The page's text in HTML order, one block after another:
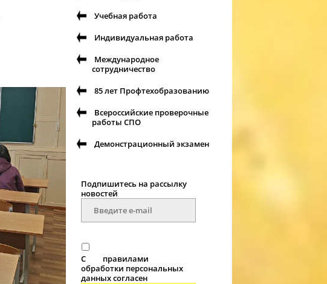
Учебная работа
Индивидуальная работа
Международное
сотрудничество
85 лет Профтехобразованию
Всероссийские проверочные
работы СПО
Демонстрационный экзамен
Подпишитесь на рассылку
новостей
С
правилами
обработки персональных
данных согласен